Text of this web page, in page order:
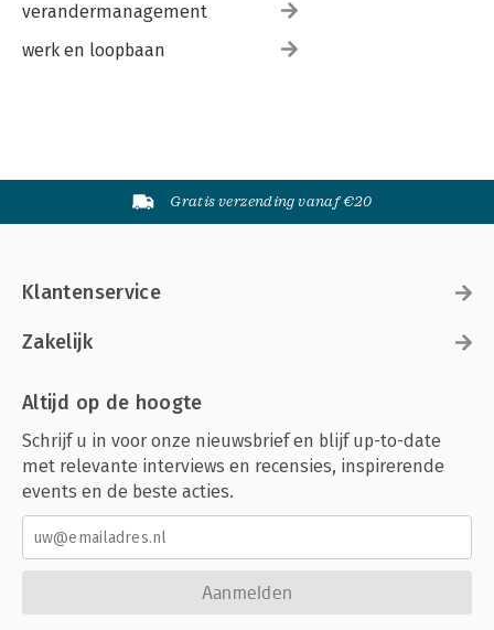
verandermanagement
werk en loopbaan
Gratis verzending vanaf €20
Klantenservice
Zakelijk
Altijd op de hoogte
Schrijf u in voor onze nieuwsbrief en blijf up-to-date
met relevante interviews en recensies, inspirerende
events en de beste acties.
Aanmelden